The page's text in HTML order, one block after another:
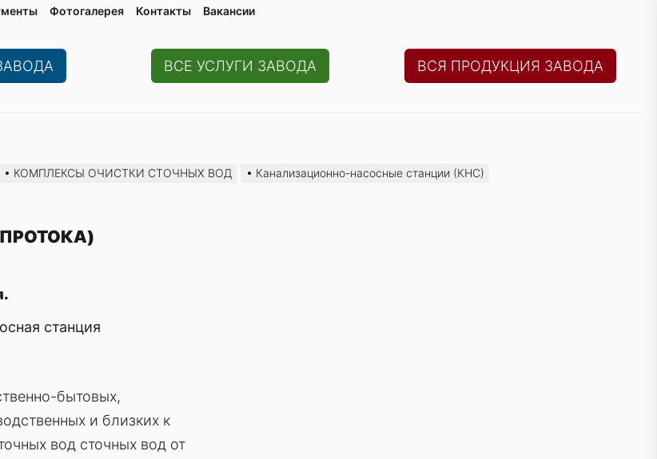
ВСЕ УСЛУГИ ЗАВОДА ВСЯ ПРОДУКЦИЯ ЗАВОДА
КОМПЛЕКСЫ ОЧИСТКИ СТОЧНЫХ ВОД Канализационно-насосные станции (КНС)
(ПРОТОКА)
станция
бытовых,
и близких к
вод сточных вод от
Фотогалерея Контaкты Вакaнсии